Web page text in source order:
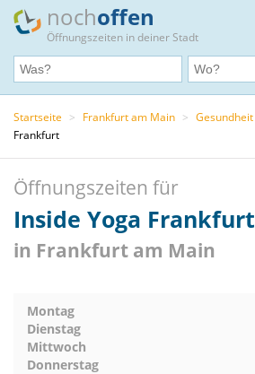
nochoffen
Öffnungszeiten in deiner Stadt
Startseite > Frankfurt am Main > Gesundheit
Frankfurt
Öffnungszeiten für
Inside Yoga Frankfurt
in Frankfurt am Main
Montag
Dienstag
Mittwoch
Donnerstag